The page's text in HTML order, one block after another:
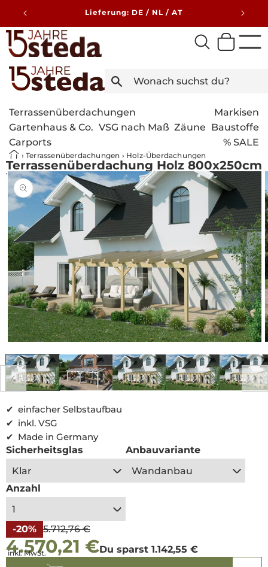
zum
Lieferung: DE / NL / AT
Terrassenüberdachungen
Markisen
Gartenhaus & Co. VSG nach Maß Zäune Baustoffe
Carports
% SALE
› Terrassenüberdachungen › Holz-Überdachungen
Terrassenüberdachung Holz 800x250cm
VSG weiß
Bild
ist
nun
in
der
Galerieansicht
verfügbar
1
in
Modal
öffnen
2
einfacher Selbstaufbau
inkl. VSG
Made in Germany
Sicherheitsglas Anbauvariante
Anzahl
Sonderpreis
-20% 5.712,76 €
4.570,21 €Du sparst 1.142,55 €
Normaler
Preis
inkl. MwSt.